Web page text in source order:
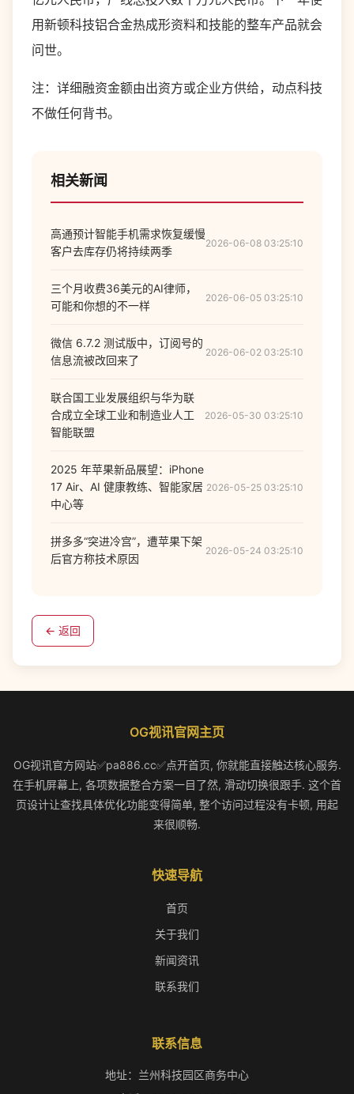
用新顿科技铝合金热成形资料和技能的整车产品就会
问世。
注：详细融资金额由出资方或企业方供给，动点科技
不做任何背书。
相关新闻
高通预计智能手机需求恢复缓慢
客户去库存仍将持续两季
2026-06-08 03:25:10
三个月收费36美元的AI律师，
可能和你想的不一样
2026-06-05 03:25:10
微信 6.7.2 测试版中，订阅号的
信息流被改回来了
2026-06-02 03:25:10
联合国工业发展组织与华为联
合成立全球工业和制造业人工
智能联盟
2026-05-30 03:25:10
2025 年苹果新品展望：iPhone
17 Air、AI 健康教练、智能家居
中心等
2026-05-25 03:25:10
拼多多“突进冷宫”，遭苹果下架
后官方称技术原因
2026-05-24 03:25:10
← 返回
OG视讯官网主页
OG视讯官方网站✅pa886.cc✅点开首页, 你就能直接触达核心服务.
在手机屏幕上, 各项数据整合方案一目了然, 滑动切换很跟手. 这个首
页设计让查找具体优化功能变得简单, 整个访问过程没有卡顿, 用起
来很顺畅.
快速导航
首页
关于我们
新闻资讯
联系我们
联系信息
地址：兰州科技园区商务中心